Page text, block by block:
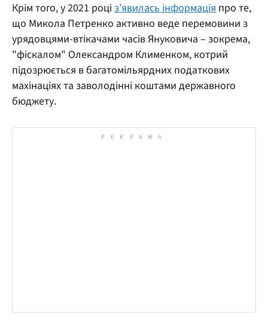
Крім того, у 2021 роціз’явилась інформація про те,
що Микола Петренко активно веде перемовини з
урядовцями-втікачами часів Януковича – зокрема,
"фіскалом" Олександром Клименком, котрий
підозрюється в багатомільярдних податкових
махінаціях та заволодінні коштами державного
бюджету.